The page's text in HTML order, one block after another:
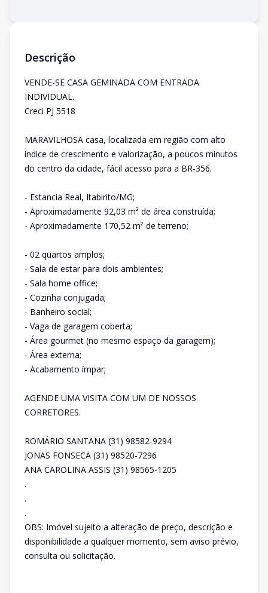
Descrição
VENDE-SE CASA GEMINADA COM ENTRADA
INDIVIDUAL.
Creci PJ 5518
MARAVILHOSA casa, localizada em região com alto
índice de crescimento e valorização, a poucos minutos
do centro da cidade, fácil acesso para a BR-356.
- Estancia Real, Itabirito/MG;
- Aproximadamente 92,03 m² de área construída;
- Aproximadamente 170,52 m² de terreno;
- 02 quartos amplos;
- Sala de estar para dois ambientes;
- Sala home office;
- Cozinha conjugada;
- Banheiro social;
- Vaga de garagem coberta;
- Área gourmet (no mesmo espaço da garagem);
- Área externa;
- Acabamento ímpar;
AGENDE UMA VISITA COM UM DE NOSSOS
CORRETORES.
ROMÁRIO SANTANA (31) 98582-9294
JONAS FONSECA (31) 98520-7296
ANA CAROLINA ASSIS (31) 98565-1205
.
.
.
OBS: Imóvel sujeito a alteração de preço, descrição e
disponibilidade a qualquer momento, sem aviso prévio,
consulta ou solicitação.